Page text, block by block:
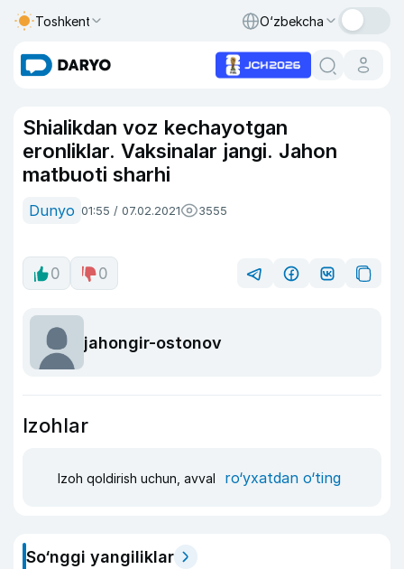
Toshkent O‘zbekcha
Shialikdan voz kechayotgan
eronliklar. Vaksinalar jangi. Jahon
matbuoti sharhi
Dunyo 01:55 / 07.02.2021 3555
0 0
jahongir-ostonov
Izohlar
Izoh qoldirish uchun, avval ro‘yxatdan o‘ting
So‘nggi yangiliklar